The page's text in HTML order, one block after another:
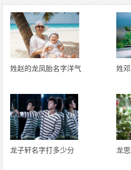
姓赵的龙凤胎名字洋气 姓
龙子轩名字打多少分 龙